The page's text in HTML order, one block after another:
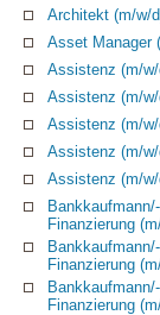
Architekt (m/w/
Asset Manager
Assistenz (m/
Assistenz (m/
Assistenz (m/
Assistenz (m/
Assistenz (m/
Finanzierung
Finanzierung
Finanzierung